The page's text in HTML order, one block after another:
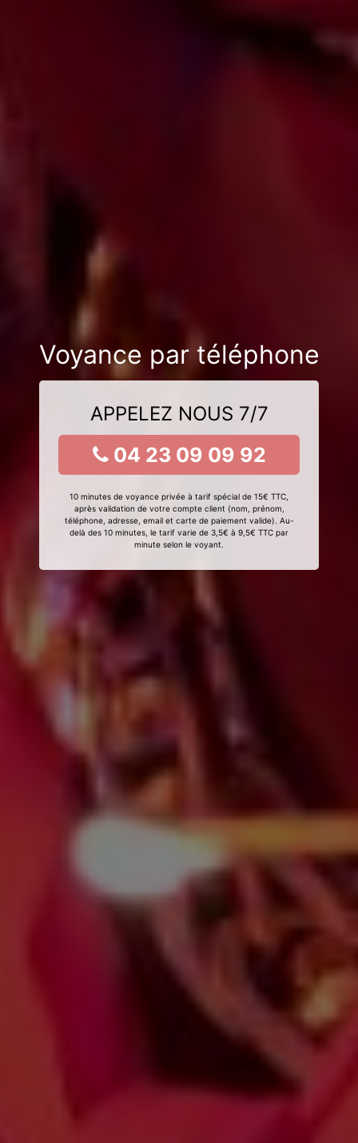
Voyance par téléphone
APPELEZ NOUS 7/7
04 23 09 09 92
10 minutes de voyance privée à tarif spécial de 15€ TTC,
après validation de votre compte client (nom, prénom,
téléphone, adresse, email et carte de paiement valide). Au-
delà des 10 minutes, le tarif varie de 3,5€ à 9,5€ TTC par
minute selon le voyant.